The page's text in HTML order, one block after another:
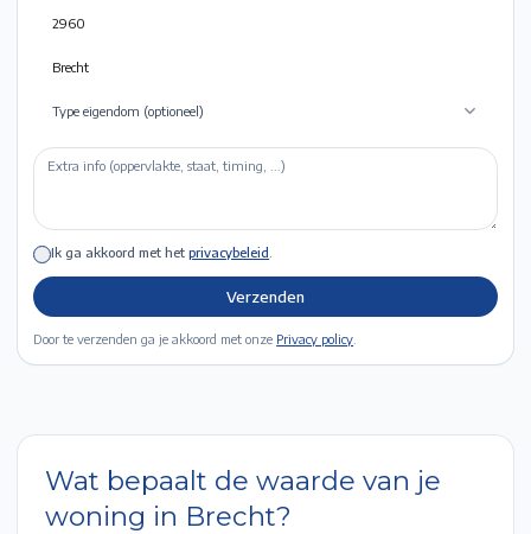
Type eigendom (optioneel)
Ik ga akkoord met het privacybeleid
Verzenden
Door te verzenden ga je akkoord met onze Privacy policy
Wat bepaalt de waarde van je
woning in Brecht?